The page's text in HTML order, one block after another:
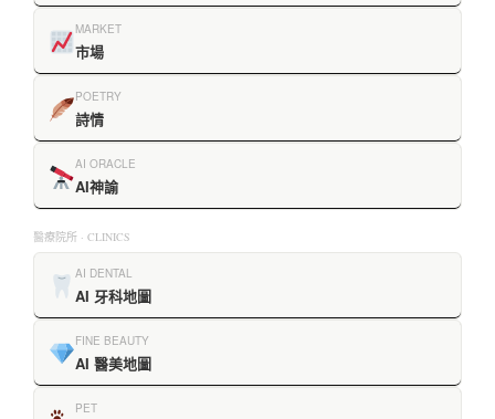
MARKET
市場
POETRY
詩情
AI ORACLE
AI神諭
醫療院所 · CLINICS
AI DENTAL
AI 牙科地圖
FINE BEAUTY
AI 醫美地圖
PET